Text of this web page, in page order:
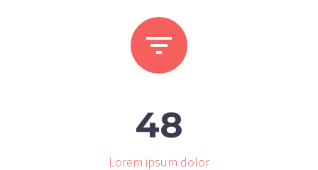


48
Lorem ipsum dolor